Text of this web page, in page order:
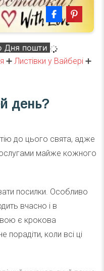
Дня пошти
➕ Листівки у Вайбері ➕
день?
до цього свята, адже
майже кожного
посилки. Особливо
вчасно і в
є крокова
порадіти, коли всі ці